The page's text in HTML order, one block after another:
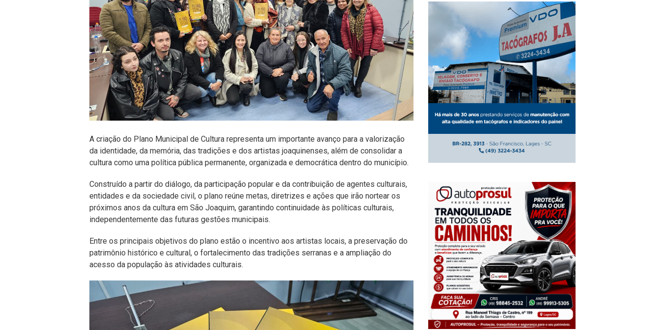
A criação do Plano Municipal de Cultura representa um importante avanço para a valorização
da identidade, da memória, das tradições e dos artistas joaquinenses, além de consolidar a
cultura como uma política pública permanente, organizada e democrática dentro do município.
Construído a partir do diálogo, da participação popular e da contribuição de agentes culturais,
entidades e da sociedade civil, o plano reúne metas, diretrizes e ações que irão nortear os
próximos anos da cultura em São Joaquim, garantindo continuidade às políticas culturais,
independentemente das futuras gestões municipais.
Entre os principais objetivos do plano estão o incentivo aos artistas locais, a preservação do
patrimônio histórico e cultural, o fortalecimento das tradições serranas e a ampliação do
acesso da população às atividades culturais.